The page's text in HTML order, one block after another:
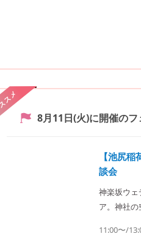
メ
8月11日(火)に開催のフ
【池尻
談会
神楽坂ウェ
ア。神社
（神社結婚式.jp）◆ 〒162-0825 東京都新宿区神
11:00〜/